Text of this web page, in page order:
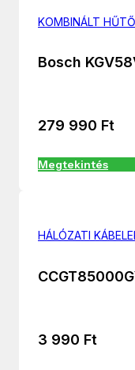
KOMBINÁLT
Bosch
279 990 Ft
Megtekintés
HÁLÓZATI
3 990 Ft